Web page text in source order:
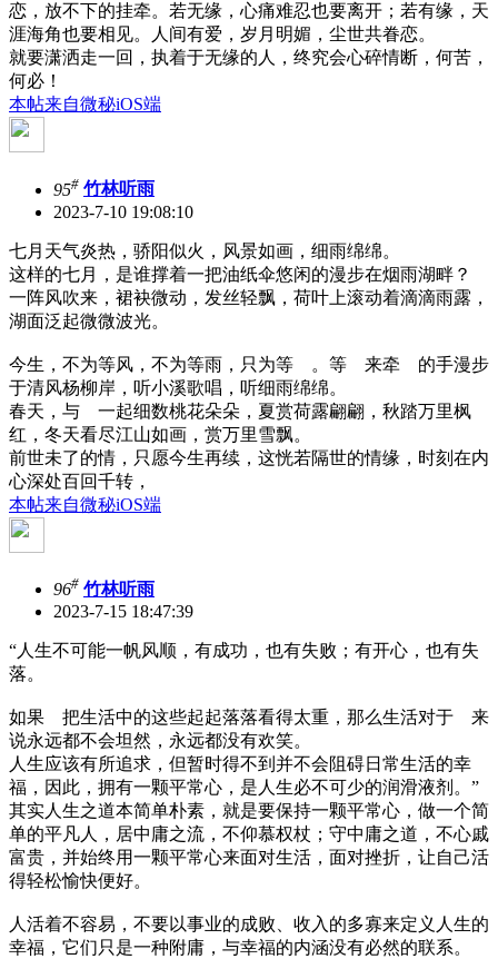
恋，放不下的挂牵。若无缘，心痛难忍也要离开；若有缘，天
涯海角也要相见。人间有爱，岁月明媚，尘世共眷恋。
就要潇洒走一回，执着于无缘的人，终究会心碎情断，何苦，
何必！
本帖来自微秘iOS端
95# 竹林听雨
2023-7-10 19:08:10
七月天气炎热，骄阳似火，风景如画，细雨绵绵。
这样的七月，是谁撑着一把油纸伞悠闲的漫步在烟雨湖畔？
一阵风吹来，裙袂微动，发丝轻飘，荷叶上滚动着滴滴雨露，
湖面泛起微微波光。
今生，不为等风，不为等雨，只为等 。等 来牵 的手漫步
于清风杨柳岸，听小溪歌唱，听细雨绵绵。
春天，与 一起细数桃花朵朵，夏赏荷露翩翩，秋踏万里枫
红，冬天看尽江山如画，赏万里雪飘。
前世未了的情，只愿今生再续，这恍若隔世的情缘，时刻在内
心深处百回千转，
本帖来自微秘iOS端
96# 竹林听雨
2023-7-15 18:47:39
“人生不可能一帆风顺，有成功，也有失败；有开心，也有失
落。
如果 把生活中的这些起起落落看得太重，那么生活对于 来
说永远都不会坦然，永远都没有欢笑。
人生应该有所追求，但暂时得不到并不会阻碍日常生活的幸
福，因此，拥有一颗平常心，是人生必不可少的润滑液剂。”
其实人生之道本简单朴素，就是要保持一颗平常心，做一个简
单的平凡人，居中庸之流，不仰慕权杖；守中庸之道，不心戚
富贵，并始终用一颗平常心来面对生活，面对挫折，让自己活
得轻松愉快便好。
人活着不容易，不要以事业的成败、收入的多寡来定义人生的
幸福，它们只是一种附庸，与幸福的内涵没有必然的联系。